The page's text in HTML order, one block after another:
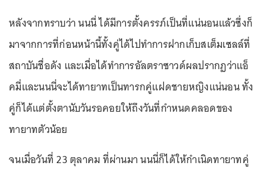
หลังจากทราบว่า นนนี่ ได้มีการตั้งครรภ์เป็นที่แน่นอนแล้วซึ่งก็
มาจากการที่ก่อนหน้านี้ทั้งคู่ได้ไปทำการฝากเก็บสเต็มเซลล์ที่
สถาบันชื่อดัง และเมื่อได้ทำการอัลตราซาวด์ผลปรากฏว่าแอ็
คมี่และนนนี่จะได้ทายาทเป็นทารกคู่แฝดชายหญิงแน่นอน ทั้ง
คู่ก็ได้แต่ตั้งตานับวันรอคอยให้ถึงวันที่กำหนดคลอดของ
ทายาทตัวน้อย
จนเมื่อวันที่ 23 ตุลาคม ที่ผ่านมา นนนี่ก็ได้ให้กำเนิดทายาทคู่